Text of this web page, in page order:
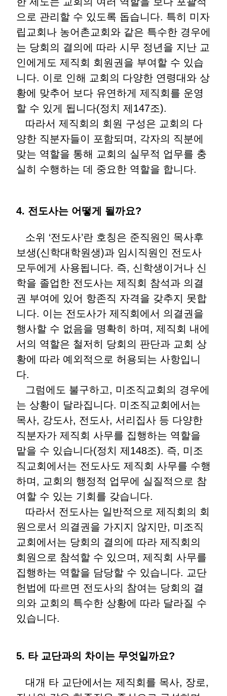
으로 관리할 수 있도록 돕습니다. 특히 미자
립교회나 농어촌교회와 같은 특수한 경우에
는 당회의 결의에 따라 시무 정년을 지난 교
인에게도 제직회 회원권을 부여할 수 있습
니다. 이로 인해 교회의 다양한 연령대와 상
황에 맞추어 보다 유연하게 제직회를 운영
할 수 있게 됩니다(정치 제147조).
따라서 제직회의 회원 구성은 교회의 다
양한 직분자들이 포함되며, 각자의 직분에
맞는 역할을 통해 교회의 실무적 업무를 충
실히 수행하는 데 중요한 역할을 합니다.
4. 전도사는 어떻게 될까요?
소위 ‘전도사’란 호칭은 준직원인 목사후
보생(신학대학원생)과 임시직원인 전도사
모두에게 사용됩니다. 즉, 신학생이거나 신
학을 졸업한 전도사는 제직회 참석과 의결
권 부여에 있어 항존직 자격을 갖추지 못합
니다. 이는 전도사가 제직회에서 의결권을
행사할 수 없음을 명확히 하며, 제직회 내에
서의 역할은 철저히 당회의 판단과 교회 상
황에 따라 예외적으로 허용되는 사항입니
다.
그럼에도 불구하고, 미조직교회의 경우에
는 상황이 달라집니다. 미조직교회에서는
목사, 강도사, 전도사, 서리집사 등 다양한
직분자가 제직회 사무를 집행하는 역할을
맡을 수 있습니다(정치 제148조). 즉, 미조
직교회에서는 전도사도 제직회 사무를 수행
하며, 교회의 행정적 업무에 실질적으로 참
여할 수 있는 기회를 갖습니다.
따라서 전도사는 일반적으로 제직회의 회
원으로서 의결권을 가지지 않지만, 미조직
교회에서는 당회의 결의에 따라 제직회의
회원으로 참석할 수 있으며, 제직회 사무를
집행하는 역할을 담당할 수 있습니다. 교단
헌법에 따르면 전도사의 참여는 당회의 결
의와 교회의 특수한 상황에 따라 달라질 수
있습니다.
5. 타 교단과의 차이는 무엇일까요?
대개 타 교단에서는 제직회를 목사, 장로,